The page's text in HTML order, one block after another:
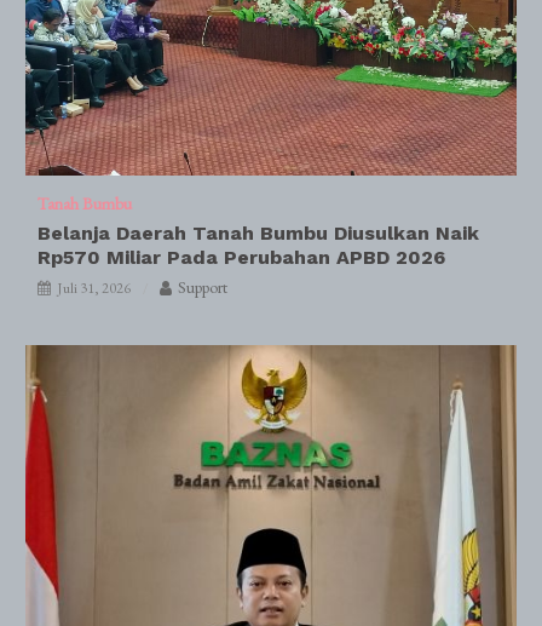
Tanah Bumbu
Belanja Daerah Tanah Bumbu Diusulkan Naik
Rp570 Miliar Pada Perubahan APBD 2026
Juli 31, 2026 Support